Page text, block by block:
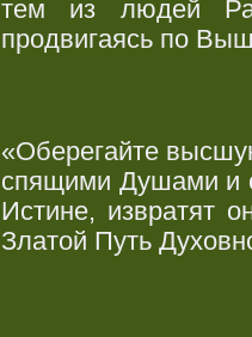
тем из людей
продвигаясь по
«Оберегайте
спящими Душами и
Истине, извратят
Златой Путь